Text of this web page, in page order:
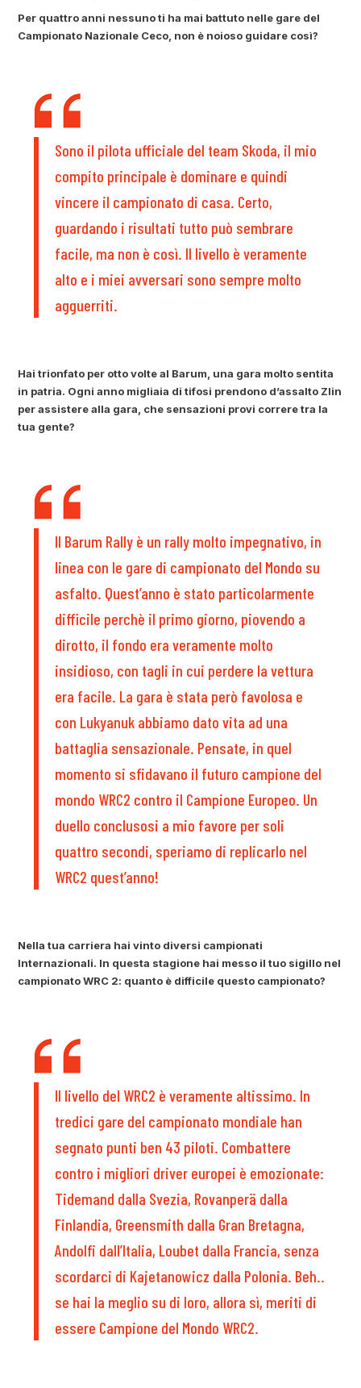
Per quattro anni nessuno ti ha mai battuto nelle gare del
Campionato Nazionale Ceco, non è noioso guidare così?
Sono il pilota ufficiale del team Skoda, il mio
compito principale è dominare e quindi
vincere il campionato di casa. Certo,
guardando i risultati tutto può sembrare
facile, ma non è così. Il livello è veramente
alto e i miei avversari sono sempre molto
agguerriti.
Hai trionfato per otto volte al Barum, una gara molto sentita
in patria. Ogni anno migliaia di tifosi prendono d’assalto Zlin
per assistere alla gara, che sensazioni provi correre tra la
tua gente?
Il Barum Rally è un rally molto impegnativo, in
linea con le gare di campionato del Mondo su
asfalto. Quest’anno è stato particolarmente
difficile perchè il primo giorno, piovendo a
dirotto, il fondo era veramente molto
insidioso, con tagli in cui perdere la vettura
era facile. La gara è stata però favolosa e
con Lukyanuk abbiamo dato vita ad una
battaglia sensazionale. Pensate, in quel
momento si sfidavano il futuro campione del
mondo WRC2 contro il Campione Europeo. Un
duello conclusosi a mio favore per soli
quattro secondi, speriamo di replicarlo nel
WRC2 quest’anno!
Nella tua carriera hai vinto diversi campionati
Internazionali. In questa stagione hai messo il tuo sigillo nel
campionato WRC 2: quanto è difficile questo campionato?
Il livello del WRC2 è veramente altissimo. In
tredici gare del campionato mondiale han
segnato punti ben 43 piloti. Combattere
contro i migliori driver europei è emozionate:
Tidemand dalla Svezia, Rovanperä dalla
Finlandia, Greensmith dalla Gran Bretagna,
Andolfi dall’Italia, Loubet dalla Francia, senza
scordarci di Kajetanowicz dalla Polonia. Beh..
se hai la meglio su di loro, allora sì, meriti di
essere Campione del Mondo WRC2.